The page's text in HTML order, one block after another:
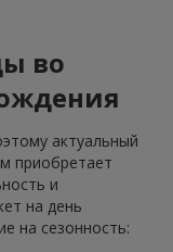
во
актуальный
приобретает
и
на день
на сезонность: